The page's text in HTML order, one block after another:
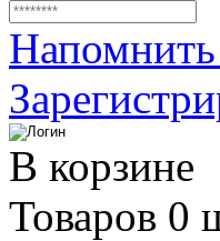
В корзине
Товаров 0